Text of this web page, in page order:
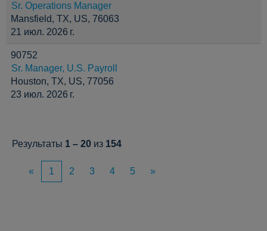
Sr. Operations Manager
Mansfield, TX, US, 76063
21 июл. 2026 г.
90752
Sr. Manager, U.S. Payroll
Houston, TX, US, 77056
23 июл. 2026 г.
Результаты 1 – 20 из 154
« 1 2 3 4 5 »